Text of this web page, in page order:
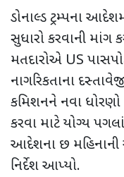
ડોનાલ્ડ ટ્રમ્પના
સુધારો કરવાની માંગ
મતદારોએ US
નાગરિકતાના
કમિશનને નવા
કરવા માટે યોગ્ય
આદેશના છ મહિનાની
નિર્દેશ આપ્યો.